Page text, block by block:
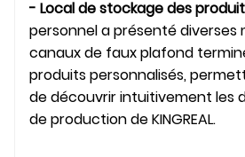
- Local de stockage des
personnel a présenté diverses
canaux de faux plafond
produits personnalisés,
de découvrir intuitivement les
de production de KINGREAL.